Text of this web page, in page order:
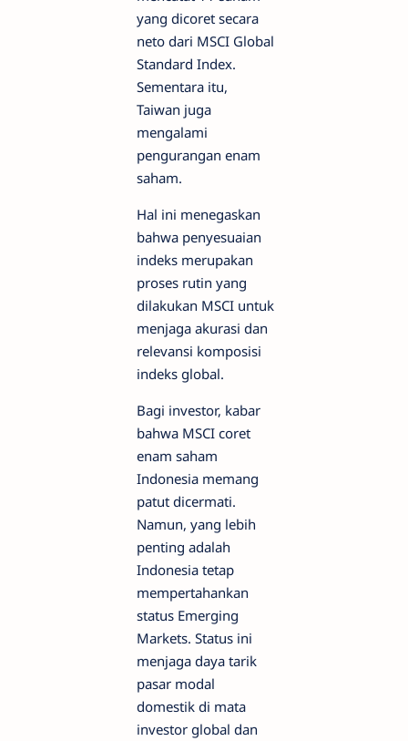
yang dicoret secara
neto dari MSCI Global
Standard Index.
Sementara itu,
Taiwan juga
mengalami
pengurangan enam
saham.
Hal ini menegaskan
bahwa penyesuaian
indeks merupakan
proses rutin yang
dilakukan MSCI untuk
menjaga akurasi dan
relevansi komposisi
indeks global.
Bagi investor, kabar
bahwa MSCI coret
enam saham
Indonesia memang
patut dicermati.
Namun, yang lebih
penting adalah
Indonesia tetap
mempertahankan
status Emerging
Markets. Status ini
menjaga daya tarik
pasar modal
domestik di mata
investor global dan